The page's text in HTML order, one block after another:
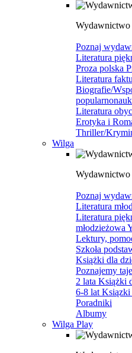
Poznaj
Literatura
Proza polska
Literatura faktu
Biografie/
Literatura
Erotyka i
Thriller/
Wilga
Wydawnictwo
Poznaj
Literatura
Literatura
młodzieżowa
Lektury,
Szkoła
Książki dla
Poznajemy
2 lata Książki
6-8 lat Ksiązki
Poradniki
Albumy
Wilga Play